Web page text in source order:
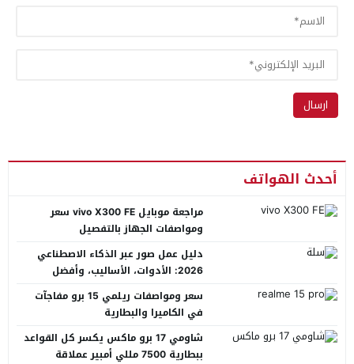
أحدث الهواتف
مراجعة موبايل vivo X300 FE سعر
ومواصفات الجهاز بالتفصيل
دليل عمل صور عبر الذكاء الاصطناعي
2026: الأدوات، الأساليب، وأفضل
سعر ومواصفات ريلمي 15 برو مفاجآت
في الكاميرا والبطارية
شاومي 17 برو ماكس يكسر كل القواعد
ببطارية 7500 مللي أمبير عملاقة